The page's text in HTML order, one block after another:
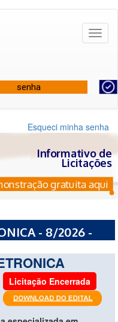
Esqueci minha senha
Informativo de
Licitações
gratuita aqui
- 8/2026 -
Licitação Encerrada